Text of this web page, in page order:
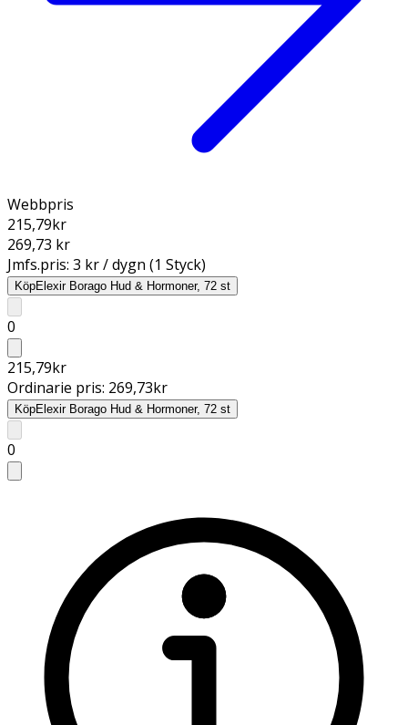
Webbpris
215,79kr
269,73 kr
Jmfs.pris: 3 kr / dygn (1 Styck)
KöpElexir Borago Hud & Hormoner, 72 st
0
215,79kr
Ordinarie pris: 269,73kr
KöpElexir Borago Hud & Hormoner, 72 st
0